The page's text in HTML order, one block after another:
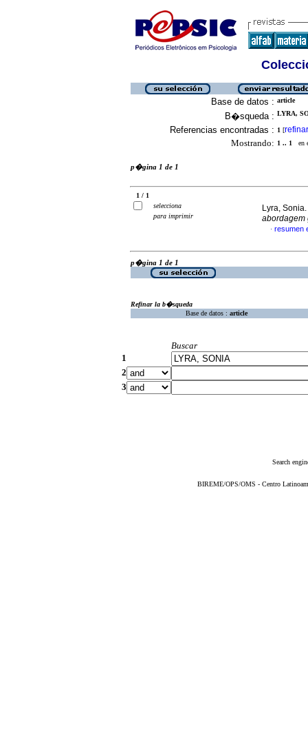
Base de datos : article
B�squeda : LYRA,
Referencias encontradas : 1 [refinar
Mostrando: 1 .. 1 en
p�gina 1 de 1
1 / 1
selecciona
para imprimir
Lyra, Sonia.
abordagem
· resumen
p�gina 1 de 1
Refinar la b�squeda
Base de datos : article
Buscar
1
2
3
Search
BIREME/OPS/OMS - Centro